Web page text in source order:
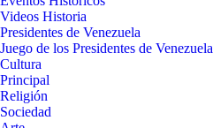
Videos Historia
Presidentes de Venezuela
Juego de los Presidentes de Venezuela
Cultura
Principal
Religión
Sociedad